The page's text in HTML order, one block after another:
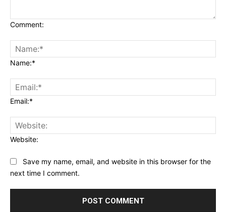
Comment:
Name:*
Email:*
Website:
Save my name, email, and website in this browser for the
next time I comment.